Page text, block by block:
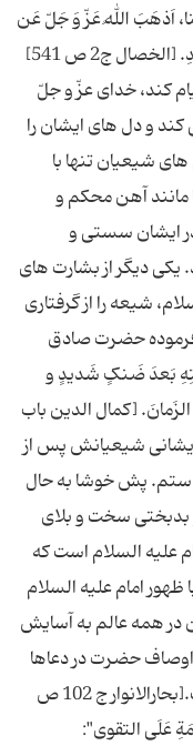
اَذهَبَ اللهُ عَزّ وَ جَلّ عَن
شیعَتِنا العاهَةَ وَ جَعَلَ قُلوبَهم کَزُبُرِ الحَدیدِ. [الخصال ج2 ص 541]
کند، خدای عزّ و جلّ
کند و دل های ایشان را
شیعیان تنها با
مانند آهن محکم و
ایشان سستی و
یکی دیگر از بشارت های
شیعه را از گرفتاری
حضرت صادق
بَعدَ ضَنکٍ شَدیدٍ و
[کمال الدین باب
شیعیانش پس از
ستم. پش خوشا به حال
بدبختی سخت و بلای
علیه السلام است که
امام علیه السلام
در همه عالم به آسایش
حضرت در دعاها
"مُزیلُ الهَمِّ " : برطرف کننده ناراحتی است.[بحارالانوار ج 102 ص
عَلَی التقوی":